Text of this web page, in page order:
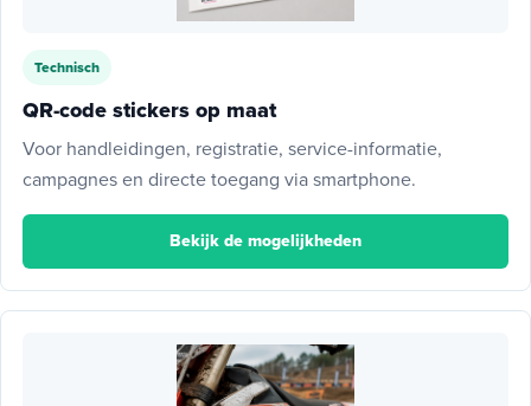
Technisch
QR-code stickers op maat
Voor handleidingen, registratie, service-informatie,
campagnes en directe toegang via smartphone.
Bekijk de mogelijkheden